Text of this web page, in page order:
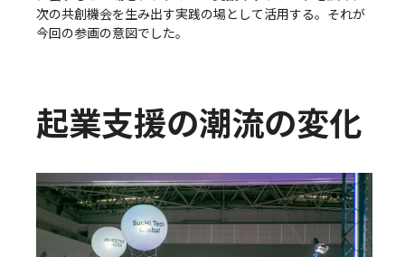
次の共創機会を生み出す実践の場として活用する。それが
今回の参画の意図でした。
起業支援の潮流の変化